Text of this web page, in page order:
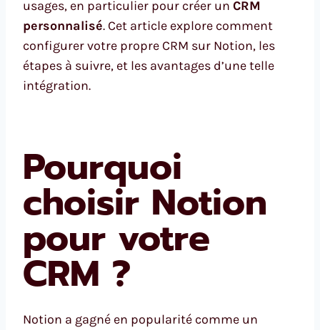
usages, en particulier pour créer un CRM
personnalisé. Cet article explore comment
configurer votre propre CRM sur Notion, les
étapes à suivre, et les avantages d’une telle
intégration.
Pourquoi
choisir Notion
pour votre
CRM ?
Notion a gagné en popularité comme un